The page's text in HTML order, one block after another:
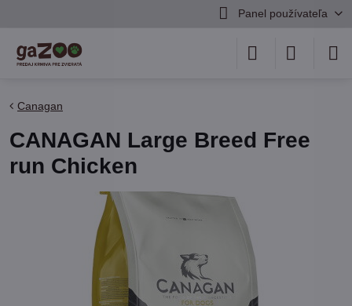
Panel používateľa
Canagan
CANAGAN Large Breed Free
run Chicken